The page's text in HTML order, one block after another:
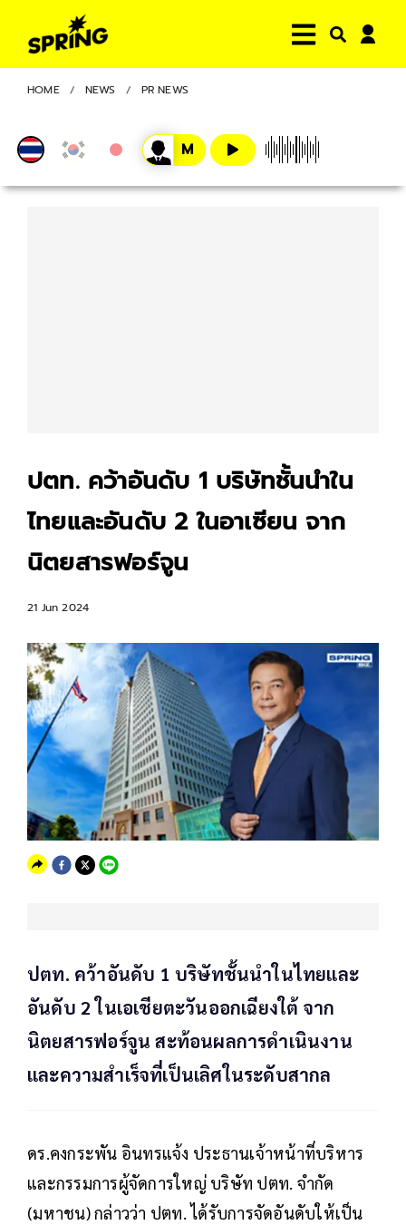
HOME NEWS PR NEWS
ปตท. คว้าอันดับ 1 บริษัทชั้นนำใน
ไทยและอันดับ 2 ในอาเซียน จาก
นิตยสารฟอร์จูน
21 Jun 2024
ปตท. คว้าอันดับ 1 บริษัทชั้นนำในไทยและ
อันดับ 2 ในเอเชียตะวันออกเฉียงใต้ จาก
นิตยสารฟอร์จูน สะท้อนผลการดำเนินงาน
และความสำเร็จที่เป็นเลิศในระดับสากล
ดร.คงกระพัน อินทรแจ้ง ประธานเจ้าหน้าที่บริหาร
และกรรมการผู้จัดการใหญ่ บริษัท ปตท. จำกัด
(มหาชน) กล่าวว่า ปตท. ได้รับการจัดอันดับให้เป็น